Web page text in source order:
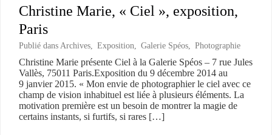
Christine Marie, « Ciel », exposition,
Paris
Publié dans Archives Exposition Galerie Spéos Photographie
Christine Marie présente Ciel à la Galerie Spéos – 7 rue Jules
Vallès, 75011 Paris.Exposition du 9 décembre 2014 au
9 janvier 2015. « Mon envie de photographier le ciel avec ce
champ de vision inhabituel est liée à plusieurs éléments. La
motivation première est un besoin de montrer la magie de
certains instants, si furtifs, si rares […]